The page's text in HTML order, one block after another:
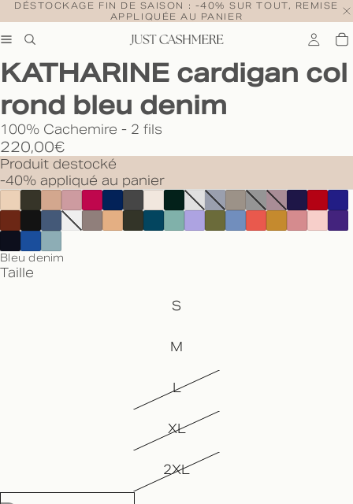
DÉSTOCKAGE FIN DE SAISON : -40% SUR TOUT, REMISE
APPLIQUÉE AU PANIER
KATHARINE cardigan col
rond bleu denim
100% Cachemire - 2 fils
220,00€
Produit destocké
-40% appliqué au panier
Bleu denim
Taille
S
M
L
XL
2XL